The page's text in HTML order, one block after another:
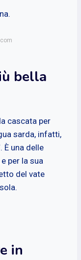
bella
cascata per
sarda, infatti,
È una delle
per la sua
del vate
in